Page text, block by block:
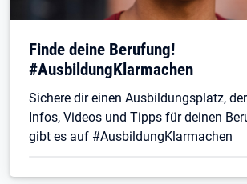
Finde deine Berufung!
#AusbildungKlarmachen
Sichere dir einen Ausbildungsplatz,
Infos, Videos und Tipps für deinen
gibt es auf #AusbildungKlarmachen